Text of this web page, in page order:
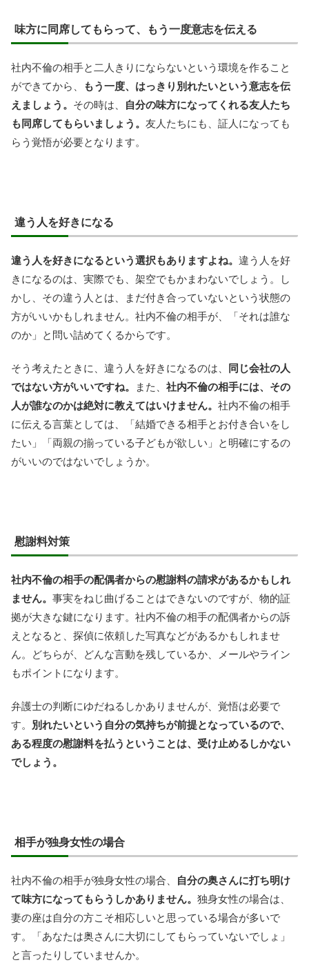
味方に同席してもらって、もう一度意志を伝える
社内不倫の相手と二人きりにならないという環境を作ること
ができてから、
もう一度、はっきり別れたいという意志を伝
えましょう。 その時は、
自分の味方になってくれる友人たち
も同席してもらいましょう。 友人たちにも、証人になっても
らう覚悟が必要となります。
違う人を好きになる
違う人を好きになるという選択もありますよね。 違う人を好
きになるのは、実際でも、架空でもかまわないでしょう。し
かし、その違う人とは、まだ付き合っていないという状態の
方がいいかもしれません。社内不倫の相手が、「それは誰な
のか」と問い詰めてくるからです。
そう考えたときに、違う人を好きになるのは、
同じ会社の人
ではない方がいいですね。
また、 社内不倫の相手には、その
人が誰なのかは絶対に教えてはいけません。 社内不倫の相手
に伝える言葉としては、「結婚できる相手とお付き合いをし
たい」「両親の揃っている子どもが欲しい」と明確にするの
がいいのではないでしょうか。
慰謝料対策
社内不倫の相手の配偶者からの慰謝料の請求があるかもしれ
ません。 事実をねじ曲げることはできないのですが、物的証
拠が大きな鍵になります。社内不倫の相手の配偶者からの訴
えとなると、探偵に依頼した写真などがあるかもしれませ
ん。どちらが、どんな言動を残しているか、メールやライン
もポイントになります。
弁護士の判断にゆだねるしかありませんが、覚悟は必要で
す。 別れたいという自分の気持ちが前提となっているので、
ある程度の慰謝料を払うということは、受け止めるしかない
でしょう。
相手が独身女性の場合
社内不倫の相手が独身女性の場合、
自分の奥さんに打ち明け
て味方になってもらうしかありません。 独身女性の場合は、
妻の座は自分の方こそ相応しいと思っている場合が多いで
す。「あなたは奥さんに大切にしてもらっていないでしょ」
と言ったりしていませんか。